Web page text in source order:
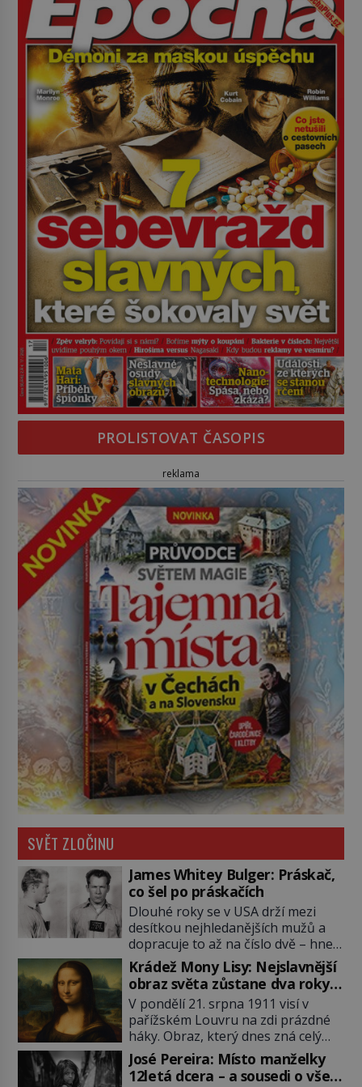
PROLISTOVAT ČASOPIS
reklama
SVĚT ZLOČINU
James Whitey Bulger: Práskač,
co šel po práskačích
Dlouhé roky se v USA drží mezi
desítkou nejhledanějších mužů a
dopracuje to až na číslo dvě – hned
po Usámovi bin Ládinovi (1957–
2011). To je James „Whitey“ Bulger
(1929–2018) viněný ze spoluúčasti
na 19 vraždách, vydírání a lichvy. A
samozřejmě, krom toho je ještě
drogový dealer, který neváhá
odstranit z cesty všechny práskače,
zatímco […]
Krádež Mony Lisy: Nejslavnější
obraz světa zůstane dva roky
nezvěstný
V pondělí 21. srpna 1911 visí v
pařížském Louvru na zdi prázdné
háky. Obraz, který dnes zná celý
svět, je pryč. Zpočátku si nikdo
nemyslí, že jde o krádež.
José Pereira: Místo manželky
12letá dcera – a sousedi o všem